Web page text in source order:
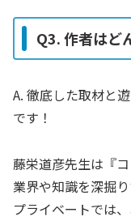
Q3. 作者はど
A. 徹底した取材と
です！
藤栄道彦先生は『
業界や知識を深掘
プライベートでは